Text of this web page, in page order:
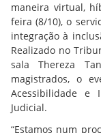
maneira virtual,
feira (8/10), o
integração à
Realizado no
sala Thereza
magistrados, o
Acessibilidade e
Judicial.
“Estamos num